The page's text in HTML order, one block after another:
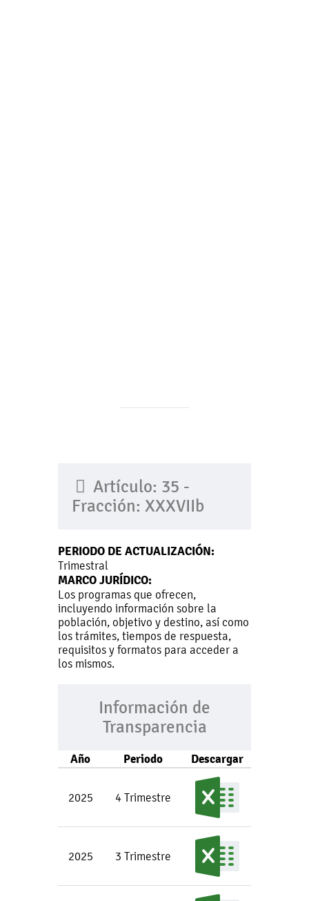
Artículo: 35 -
Fracción: XXXVIIb
PERIODO DE ACTUALIZACIÓN:
Trimestral
MARCO JURÍDICO:
Los programas que ofrecen,
incluyendo información sobre la
población, objetivo y destino, así como
los trámites, tiempos de respuesta,
requisitos y formatos para acceder a
los mismos.
Información de
Transparencia
Año Periodo Descargar
2025 4 Trimestre
2025 3 Trimestre